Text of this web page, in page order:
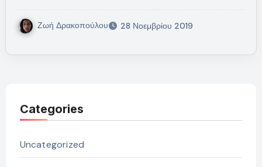
Ζωή Δρακοπούλου 28 Νοεμβρίου 2019
Categories
Uncategorized